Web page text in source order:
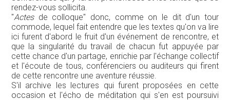
rendez-vous sollicita.
"Actesde colloque" donc, comme on le dit d'un tour
commode, lequel fait entendre que les textes qu'on va lire
ici furent d'abord le fruit d'un événement de rencontre, et
que la singularité du travail de chacun fut appuyée par
cette chance d'un partage, enrichie par l'échange collectif
et l'écoute de tous, conférenciers ou auditeurs qui firent
de cette rencontre une aventure réussie.
S'il archive les lectures qui furent proposées en cette
occasion et l'écho de méditation qui s'en est poursuivi